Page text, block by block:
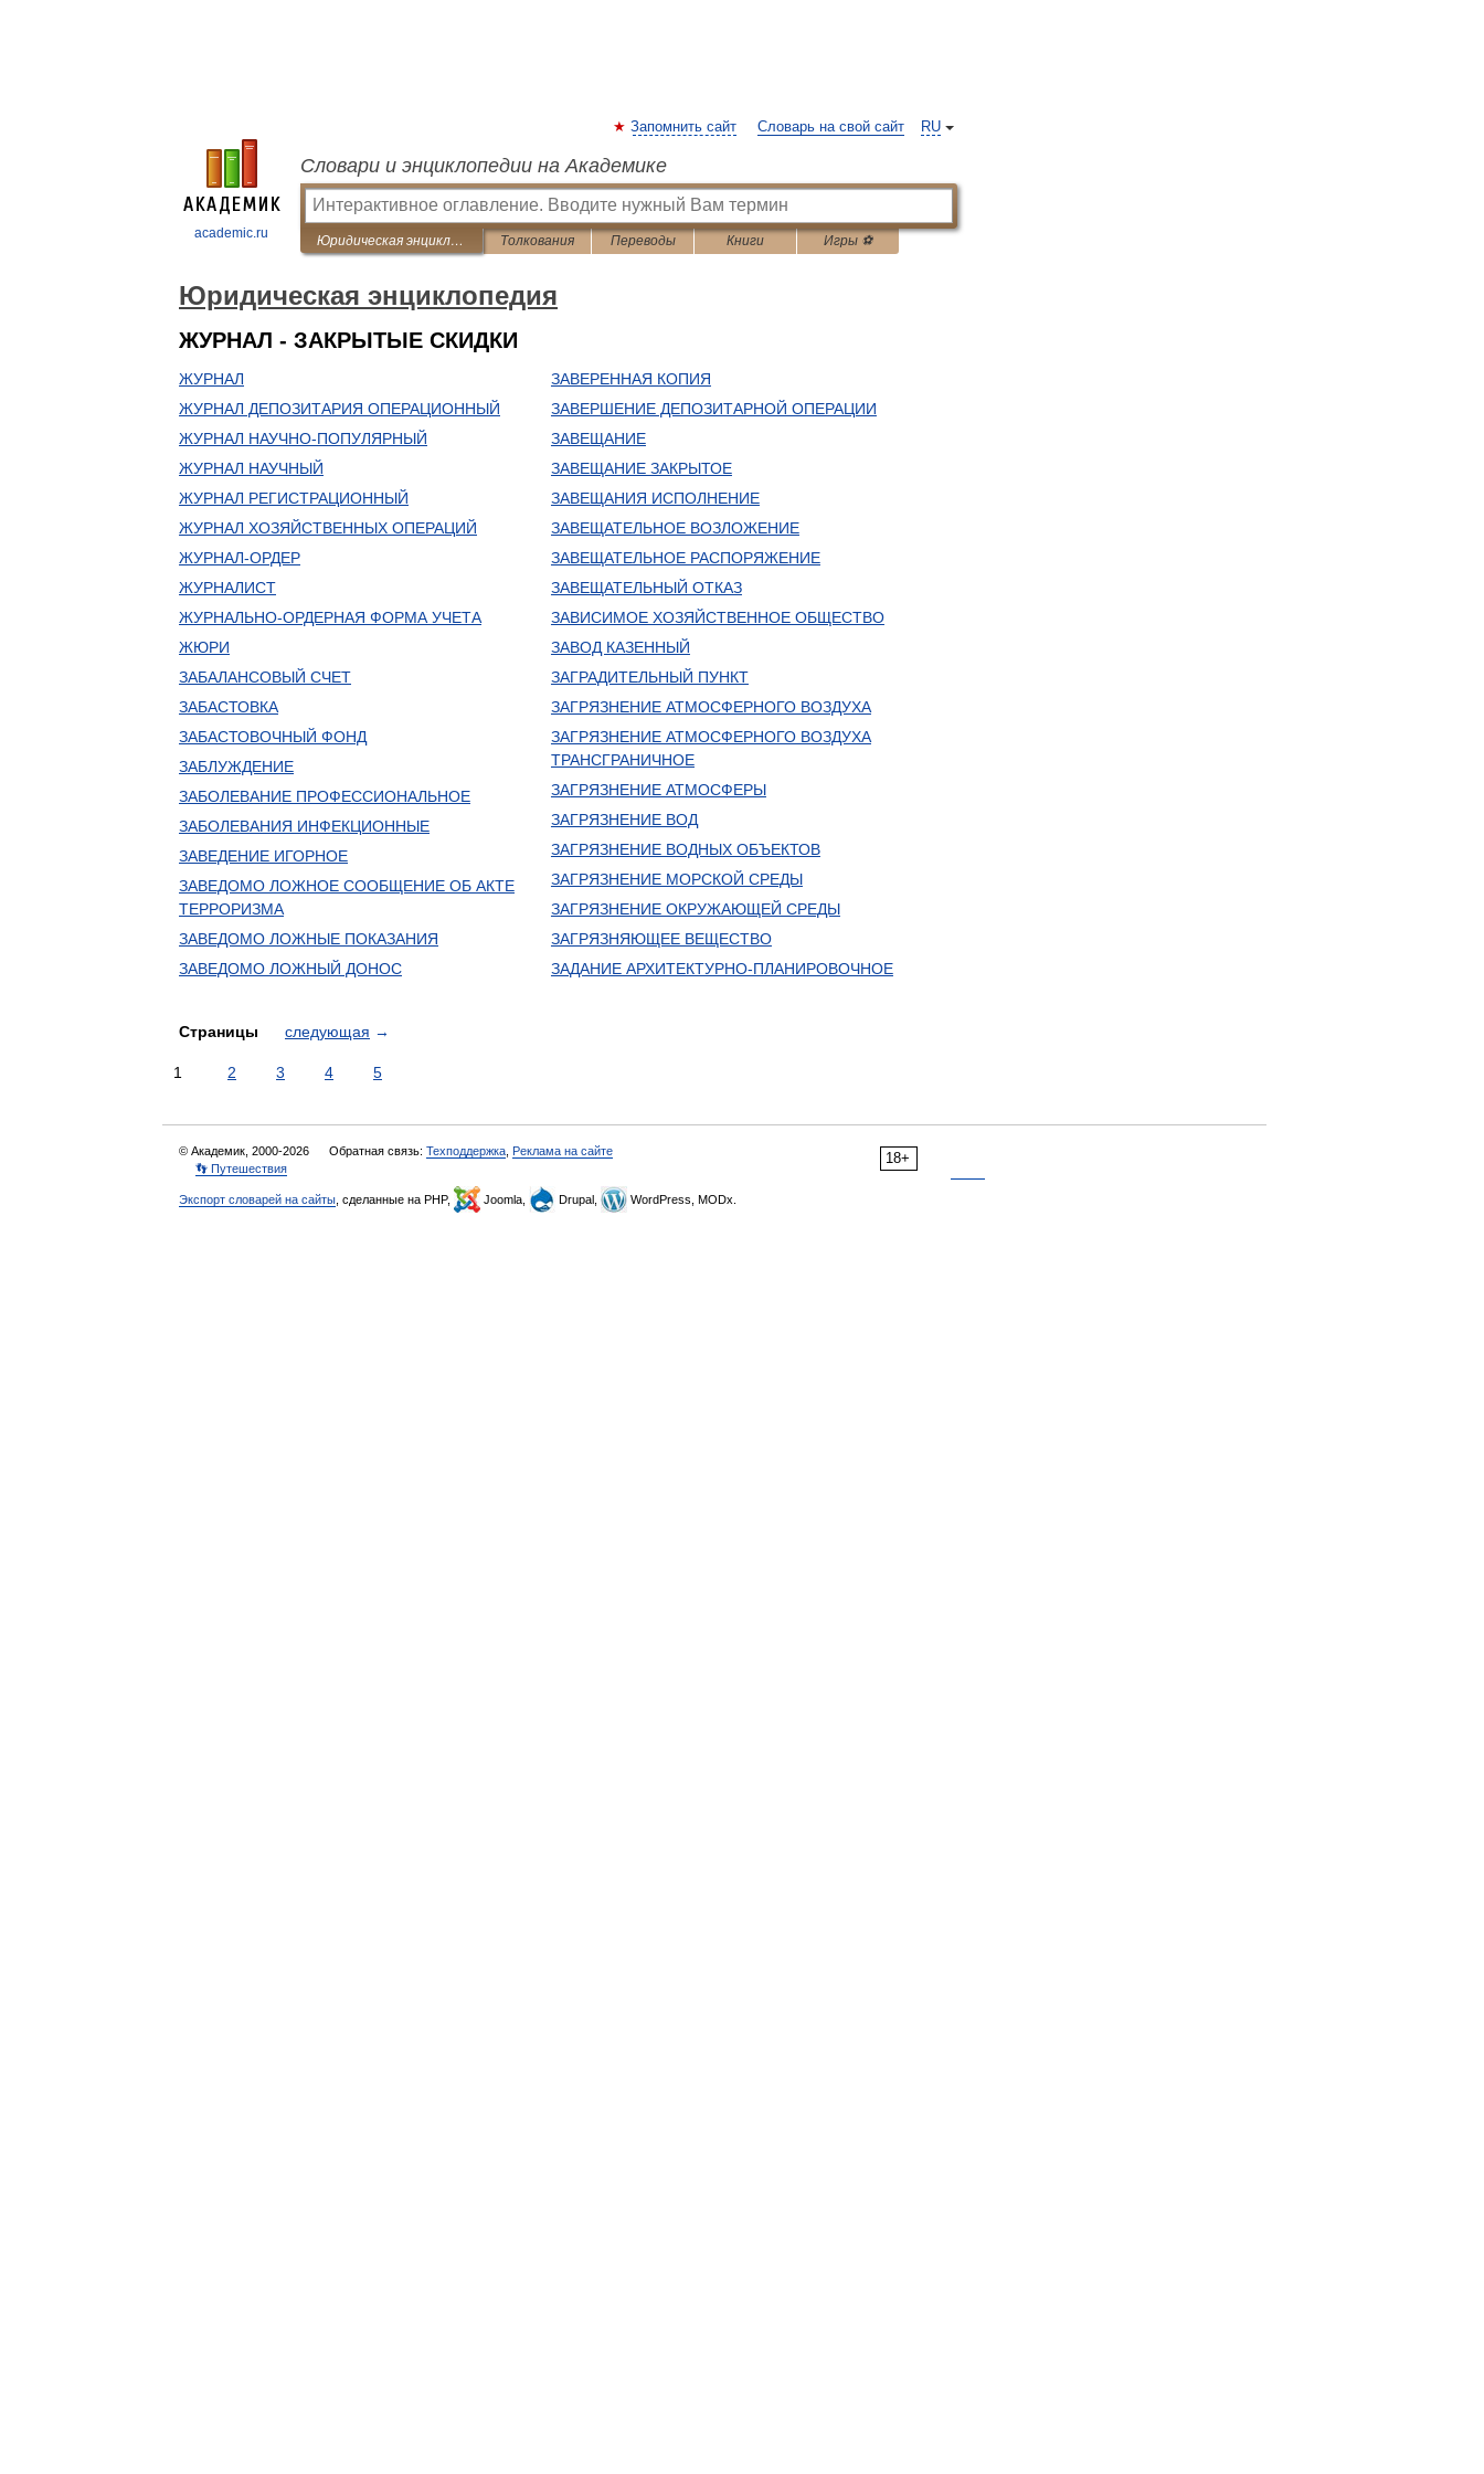
academic.ru
RU
Запомнить сайт Словарь на свой сайт
Словари и энциклопедии на Академике
Юридическая энциклопедия Толкования Переводы Книги Игры ⚽
Юридическая энциклопедия
ЖУРНАЛ - ЗАКРЫТЫЕ СКИДКИ
ЖУРНАЛ
ЖУРНАЛ ДЕПОЗИТАРИЯ ОПЕРАЦИОННЫЙ
ЖУРНАЛ НАУЧНО-ПОПУЛЯРНЫЙ
ЖУРНАЛ НАУЧНЫЙ
ЖУРНАЛ РЕГИСТРАЦИОННЫЙ
ЖУРНАЛ ХОЗЯЙСТВЕННЫХ ОПЕРАЦИЙ
ЖУРНАЛ-ОРДЕР
ЖУРНАЛИСТ
ЖУРНАЛЬНО-ОРДЕРНАЯ ФОРМА УЧЕТА
ЖЮРИ
ЗАБАЛАНСОВЫЙ СЧЕТ
ЗАБАСТОВКА
ЗАБАСТОВОЧНЫЙ ФОНД
ЗАБЛУЖДЕНИЕ
ЗАБОЛЕВАНИЕ ПРОФЕССИОНАЛЬНОЕ
ЗАБОЛЕВАНИЯ ИНФЕКЦИОННЫЕ
ЗАВЕДЕНИЕ ИГОРНОЕ
ЗАВЕДОМО ЛОЖНОЕ СООБЩЕНИЕ ОБ АКТЕ
ТЕРРОРИЗМА
ЗАВЕДОМО ЛОЖНЫЕ ПОКАЗАНИЯ
ЗАВЕДОМО ЛОЖНЫЙ ДОНОС
ЗАВЕРЕННАЯ КОПИЯ
ЗАВЕРШЕНИЕ ДЕПОЗИТАРНОЙ ОПЕРАЦИИ
ЗАВЕЩАНИЕ
ЗАВЕЩАНИЕ ЗАКРЫТОЕ
ЗАВЕЩАНИЯ ИСПОЛНЕНИЕ
ЗАВЕЩАТЕЛЬНОЕ ВОЗЛОЖЕНИЕ
ЗАВЕЩАТЕЛЬНОЕ РАСПОРЯЖЕНИЕ
ЗАВЕЩАТЕЛЬНЫЙ ОТКАЗ
ЗАВИСИМОЕ ХОЗЯЙСТВЕННОЕ ОБЩЕСТВО
ЗАВОД КАЗЕННЫЙ
ЗАГРАДИТЕЛЬНЫЙ ПУНКТ
ЗАГРЯЗНЕНИЕ АТМОСФЕРНОГО ВОЗДУХА
ЗАГРЯЗНЕНИЕ АТМОСФЕРНОГО ВОЗДУХА
ТРАНСГРАНИЧНОЕ
ЗАГРЯЗНЕНИЕ АТМОСФЕРЫ
ЗАГРЯЗНЕНИЕ ВОД
ЗАГРЯЗНЕНИЕ ВОДНЫХ ОБЪЕКТОВ
ЗАГРЯЗНЕНИЕ МОРСКОЙ СРЕДЫ
ЗАГРЯЗНЕНИЕ ОКРУЖАЮЩЕЙ СРЕДЫ
ЗАГРЯЗНЯЮЩЕЕ ВЕЩЕСТВО
ЗАДАНИЕ АРХИТЕКТУРНО-ПЛАНИРОВОЧНОЕ
Страницы следующая →
1 2 3 4 5
18+
© Академик, 2000-2026 Обратная связь: Техподдержка Реклама на сайте
👣 Путешествия
Экспорт словарей на сайты , сделанные на PHP, Joomla, Drupal, WordPress, MODx.